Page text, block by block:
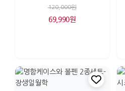
120,000원
69,990원